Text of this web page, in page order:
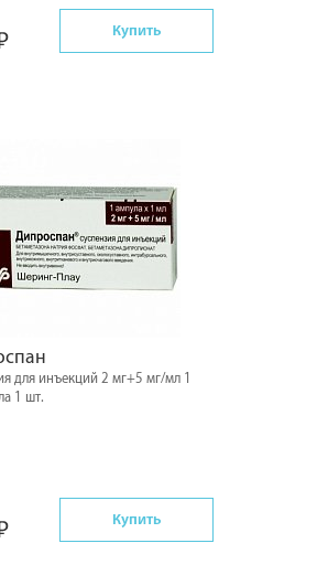
Купить
для инъекций 2 мг+5 мг/мл 1
1 шт.
Купить